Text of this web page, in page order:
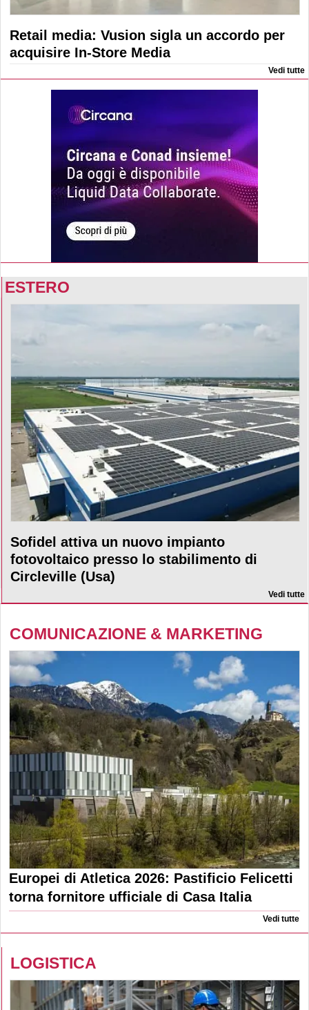
Retail media: Vusion sigla un accordo per
acquisire In-Store Media
Vedi tutte
ESTERO
Sofidel attiva un nuovo impianto
fotovoltaico presso lo stabilimento di
Circleville (Usa)
Vedi tutte
COMUNICAZIONE & MARKETING
Europei di Atletica 2026: Pastificio Felicetti
torna fornitore ufficiale di Casa Italia
Vedi tutte
LOGISTICA